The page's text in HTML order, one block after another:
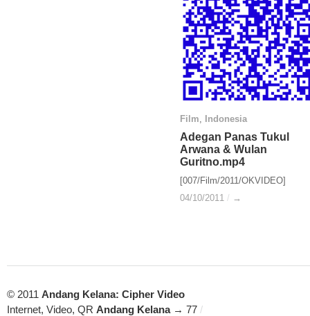
Film, Indonesia
Adegan Panas Tukul
Arwana & Wulan
Guritno.mp4
[007/Film/2011/OKVIDEO]
04/10/2011 / →
Film Indonesia
Adegan Panas Tukul
Arwana & Wulan
Guritno.mp4
04/10/2011 / →
© 2011 Andang Kelana: Cipher Video
Internet, Video, QR Andang Kelana→ 77 /